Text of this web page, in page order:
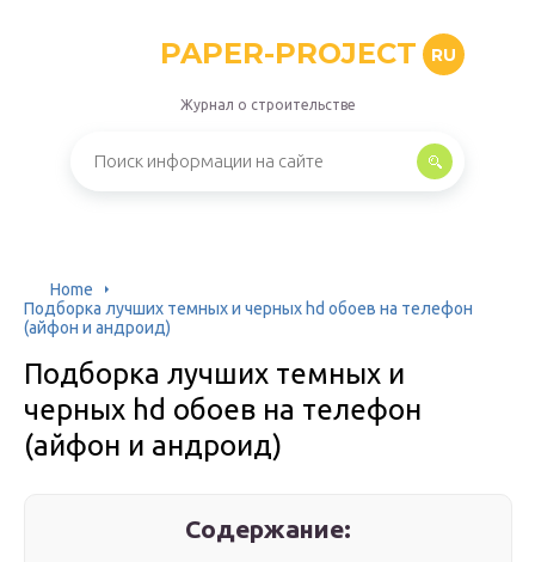
PAPER-PROJECT RU
Журнал о строительстве
Home
Подборка лучших темных и черных hd обоев на телефон
(айфон и андроид)
Подборка лучших темных и
черных hd обоев на телефон
(айфон и андроид)
Содержание: